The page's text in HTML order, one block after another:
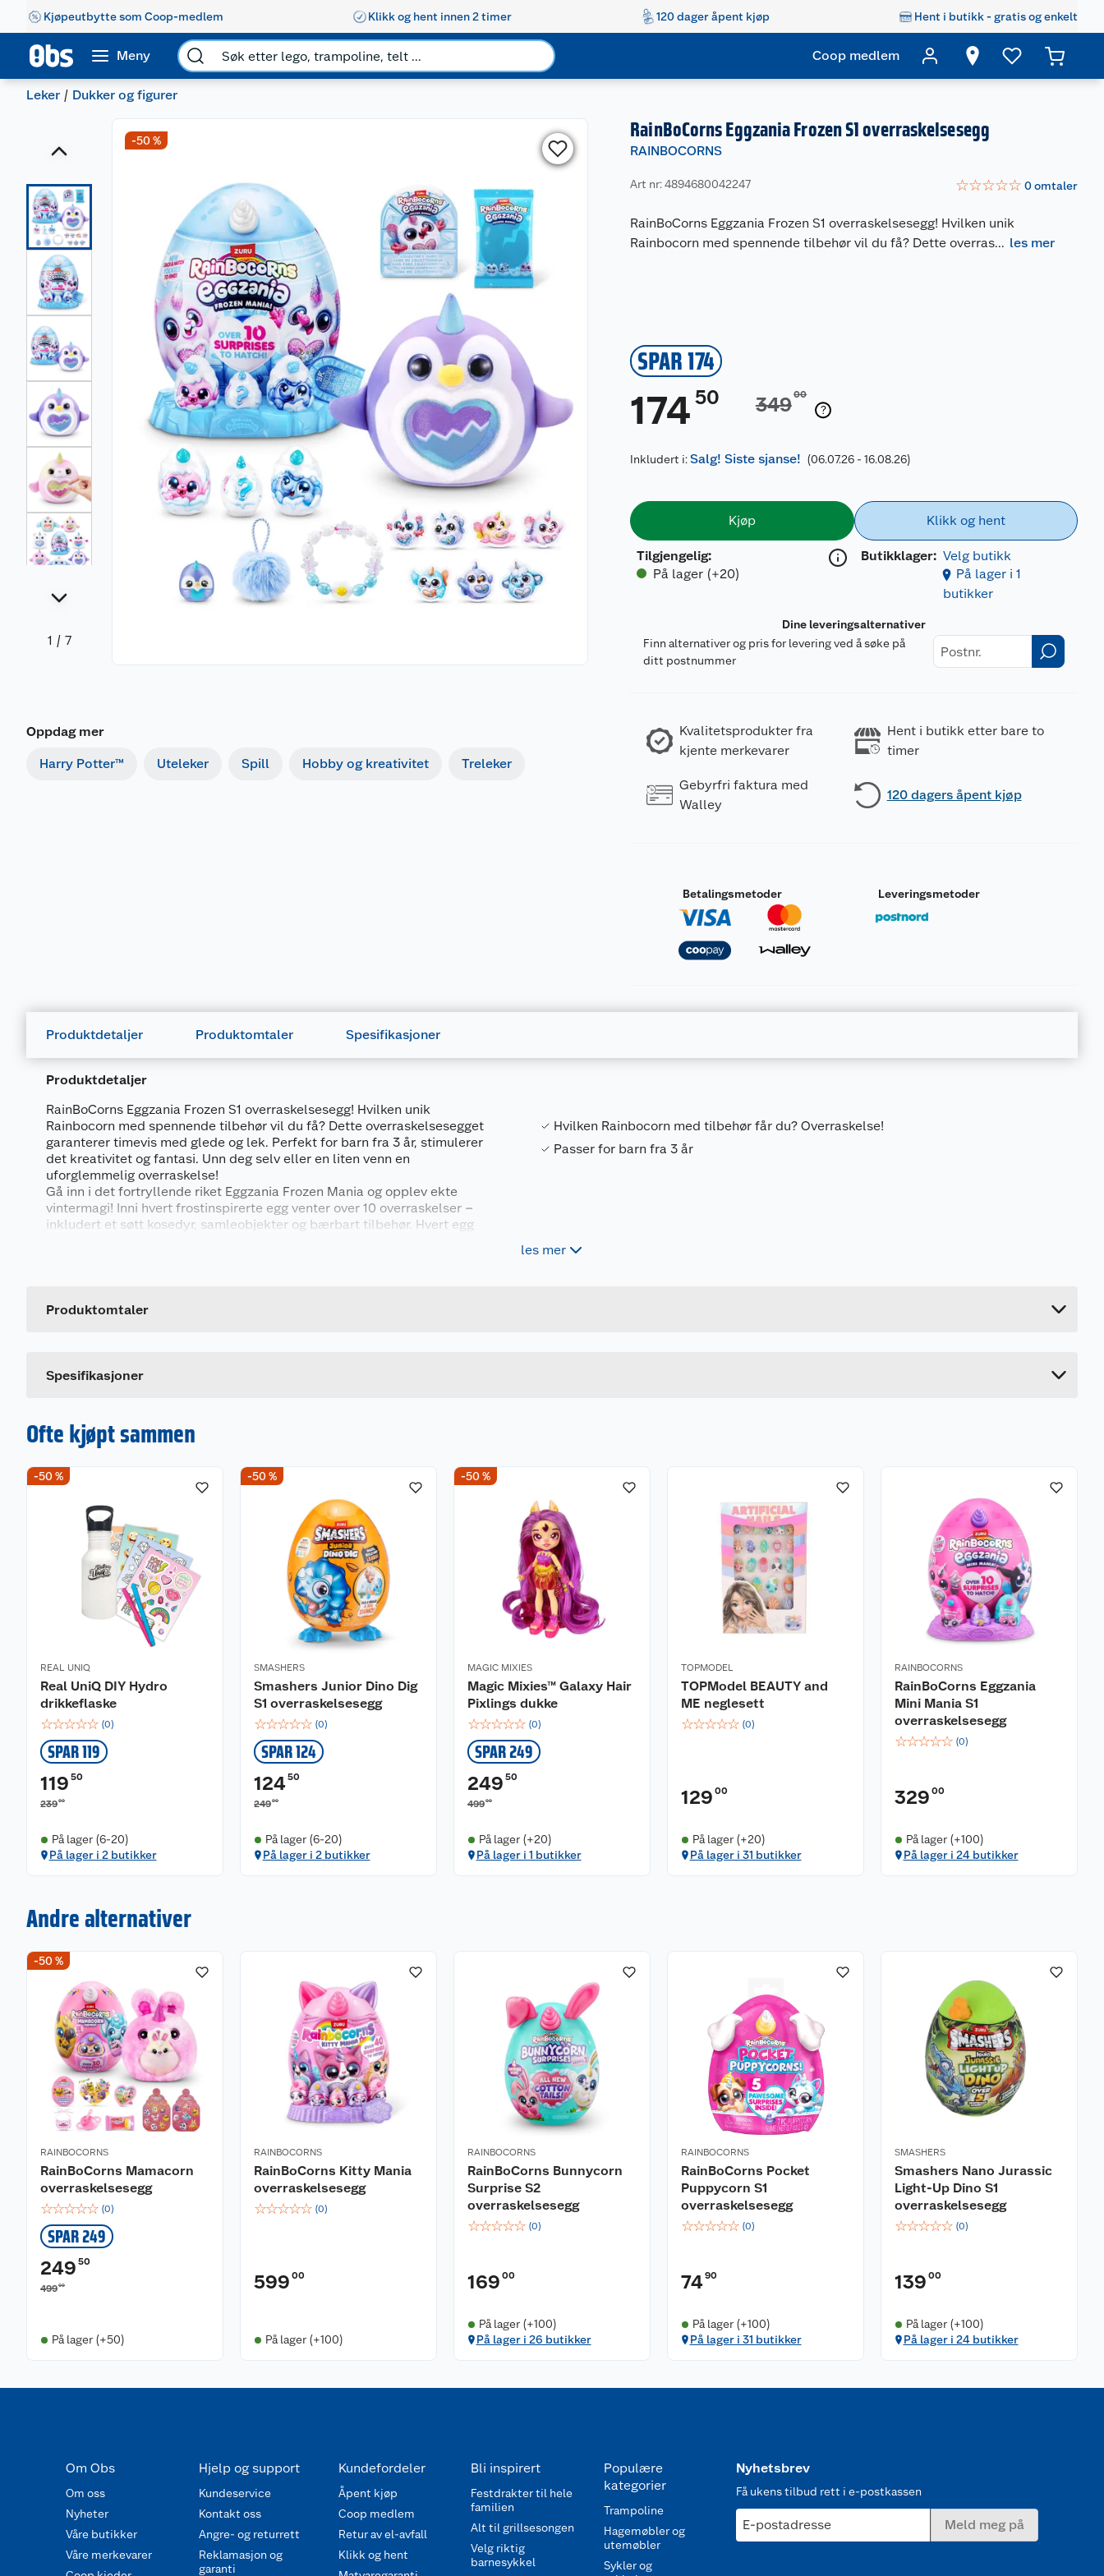
Kjøpeutbytte som Coop-medlem Klikk og hent innen 2 timer 120 dager åpent kjøp Hent i butikk - gratis og enkelt
Meny Coop medlem
Leker Dukker og figurer
1 / 7
-50 %
Oppdag mer
Harry Potter™ Uteleker Spill Hobby og kreativitet Treleker
RainBoCorns Eggzania Frozen S1 overraskelsesegg
RAINBOCORNS
Art nr: 4894680042247 ☆☆☆☆☆ 0omtaler
RainBoCorns Eggzania Frozen S1 overraskelsesegg! Hvilken unik
Rainbocorn med spennende tilbehør vil du få? Dette overras... les mer
SPAR 174
174 50 34900
Inkludert i:Salg! Siste sjanse! (06.07.26 - 16.08.26)
Kjøp
Tilgjengelig:
På lager (+20)
Klikk og hent
Butikklager: Velg butikk
På lager i 1
butikker
Dine leveringsalternativer
Finn alternativer og pris for levering ved å søke på
ditt postnummer
Kvalitetsprodukter fra
kjente merkevarer
Hent i butikk etter bare to
timer
Gebyrfri faktura med
Walley
120 dagers åpent kjøp
Betalingsmetoder Leveringsmetoder
Produktdetaljer Produktomtaler Spesifikasjoner
Produktdetaljer
RainBoCorns Eggzania Frozen S1 overraskelsesegg! Hvilken unik
Rainbocorn med spennende tilbehør vil du få? Dette overraskelsesegget
garanterer timevis med glede og lek. Perfekt for barn fra 3 år, stimulerer
det kreativitet og fantasi. Unn deg selv eller en liten venn en
uforglemmelig overraskelse!
Gå inn i det fortryllende riket Eggzania Frozen Mania og opplev ekte
vintermagi! Inni hvert frostinspirerte egg venter over 10 overraskelser –
inkludert et søtt kosedyr, samleobjekter og bærbart tilbehør. Hvert egg
Hvilken Rainbocorn med tilbehør får du? Overraskelse!
Passer for barn fra 3 år
les mer
Produktomtaler
Spesifikasjoner
Leverandørens artikkelnummer
Forpakningsmål
Ofte kjøpt sammen
-50 %
REAL UNIQ
Real UniQ DIY Hydro
drikkeflaske
☆☆☆☆☆ (0)
SPAR 119
119 50
23900
På lager (6-20)
På lager i 2 butikker
-50 %
SMASHERS
Smashers Junior Dino Dig
S1 overraskelsesegg
☆☆☆☆☆ (0)
SPAR 124
12450
24900
På lager (6-20)
På lager i 2 butikker
-50 %
MAGIC MIXIES
Magic Mixies™ Galaxy Hair
Pixlings dukke
☆☆☆☆☆ (0)
SPAR 249
249 50
49900
På lager (+20)
På lager i 1 butikker
TOPMODEL
TOPModel BEAUTY and
ME neglesett
☆☆☆☆☆ (0)
129 00
På lager (+20)
På lager i 31 butikker
RAINBOCORNS
RainBoCorns Eggzania
Mini Mania S1
overraskelsesegg
☆☆☆☆☆ (0)
329 00
På lager (+100)
På lager i 24 butikker
Andre alternativer
-50 %
RAINBOCORNS
RainBoCorns Mamacorn
overraskelsesegg
☆☆☆☆☆ (0)
SPAR 249
249 50
49900
På lager (+50)
RAINBOCORNS
RainBoCorns Kitty Mania
overraskelsesegg
☆☆☆☆☆ (0)
599 00
På lager (+100)
RAINBOCORNS
RainBoCorns Bunnycorn
Surprise S2
overraskelsesegg
☆☆☆☆☆ (0)
169 00
På lager (+100)
På lager i 26 butikker
RAINBOCORNS
RainBoCorns Pocket
Puppycorn S1
overraskelsesegg
☆☆☆☆☆ (0)
7490
På lager (+100)
På lager i 31 butikker
SMASHERS
Smashers Nano Jurassic
Light-Up Dino S1
overraskelsesegg
☆☆☆☆☆ (0)
139 00
På lager (+100)
På lager i 24 butikker
Om Obs
Om oss
Nyheter
Våre butikker
Våre merkevarer
Hjelp og support
Kundeservice
Kontakt oss
Angre- og returrett
Reklamasjon og
garanti
Kundefordeler
Åpent kjøp
Coop medlem
Retur av el-avfall
Klikk og hent
Bli inspirert
Festdrakter til hele
familien
Alt til grillsesongen
Velg riktig
barnesykkel
Populære
kategorier
Trampoline
Hagemøbler og
utemøbler
Sykler og
Nyhetsbrev
Få ukens tilbud rett i e-postkassen
E-postadresse Meld meg på